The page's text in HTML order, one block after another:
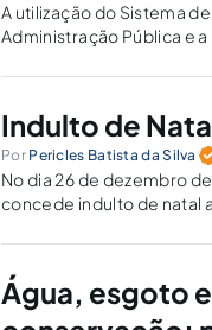
A utilização do Sistema
Administração Pública e
Indulto de
Por Pericles Batista da Silva
No dia 26 de dezembro
concede indulto de natal
Água, esgoto